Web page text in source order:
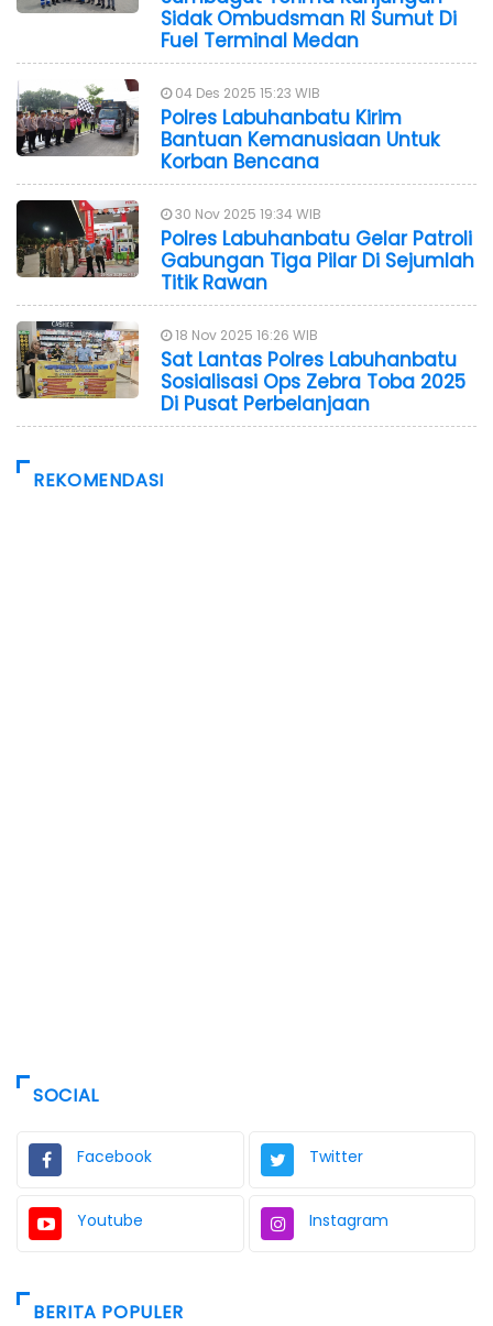
Sidak Ombudsman RI Sumut Di
Fuel Terminal Medan
04 Des 2025 15:23 WIB
Polres Labuhanbatu Kirim
Bantuan Kemanusiaan Untuk
Korban Bencana
30 Nov 2025 19:34 WIB
Polres Labuhanbatu Gelar Patroli
Gabungan Tiga Pilar Di Sejumlah
Titik Rawan
18 Nov 2025 16:26 WIB
Sat Lantas Polres Labuhanbatu
Sosialisasi Ops Zebra Toba 2025
Di Pusat Perbelanjaan
REKOMENDASI
SOCIAL
Facebook Twitter
Youtube Instagram
BERITA POPULER